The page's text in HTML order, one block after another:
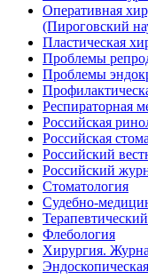
Оперативная
(Пироговский
Пластическая
Проблемы
Проблемы
Респираторная
Российская
Российская
Российский
Российский
Стоматология
Судебно-
Флебология
Хирургия.